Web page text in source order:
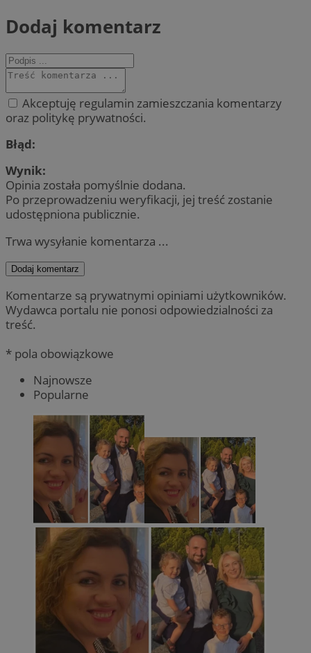
Dodaj komentarz
Akceptuję regulamin zamieszczania komentarzy
oraz politykę prywatności.
Błąd:
Wynik:
Opinia została pomyślnie dodana.
Po przeprowadzeniu weryfikacji, jej treść zostanie
udostępniona publicznie.
Trwa wysyłanie komentarza ...
Dodaj komentarz
Komentarze są prywatnymi opiniami użytkowników.
Wydawca portalu nie ponosi odpowiedzialności za
treść.
* pola obowiązkowe
Najnowsze
Popularne